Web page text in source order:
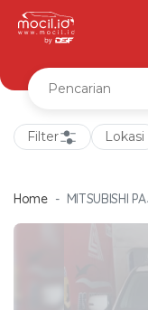
Filter Lokasi
Home MITSUBISHI